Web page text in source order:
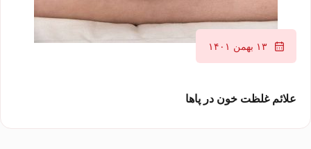
۱۳ بهمن ۱۴۰۱
علائم غلظت خون در پاها